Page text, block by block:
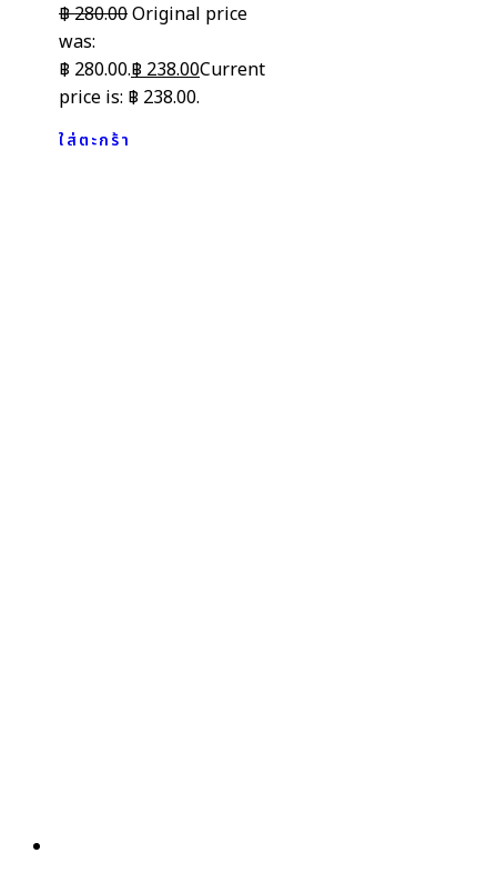
฿280.00Original price
was:
฿ 280.00.฿238.00Current
price is: ฿ 238.00.
ใส่ตะกร้า